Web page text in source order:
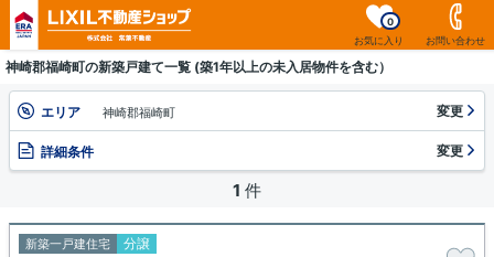
お気に入り
0
お問い合わせ
神崎郡福崎町の新築戸建て一覧 (築1年以上の未入居物件を含む）
エリア 神崎郡福崎町 変更
詳細条件 変更
1 件
新築一戸建住宅 分譲